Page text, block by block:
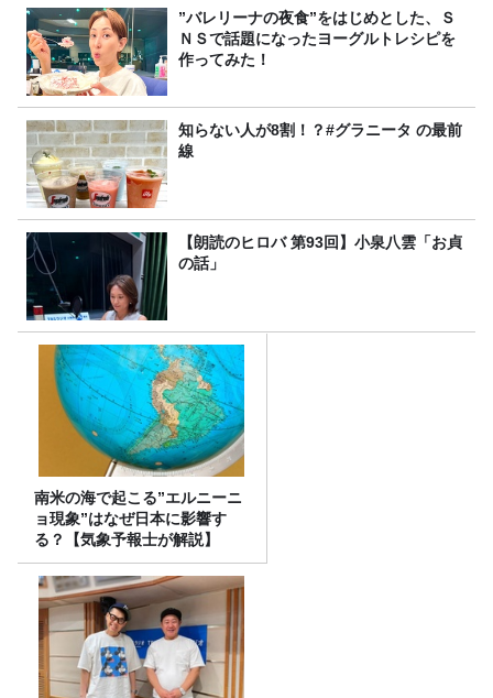
”バレリーナの夜食”をはじめとした、Ｓ
ＮＳで話題になったヨーグルトレシピを
作ってみた！
知らない人が8割！？#グラニータ の最前
線
【朗読のヒロバ 第93回】小泉八雲「お貞
の話」
南米の海で起こる”エルニーニ
ョ現象”はなぜ日本に影響す
る？【気象予報士が解説】